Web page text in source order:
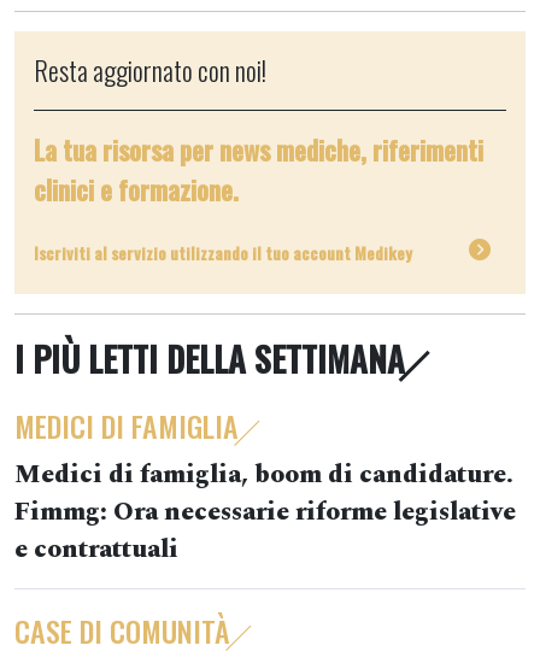
Resta aggiornato con noi!
La tua risorsa per news mediche, riferimenti
clinici e formazione.
Iscriviti al servizio utilizzando il tuo account Medikey
I PIÙ LETTI DELLA SETTIMANA
MEDICI DI FAMIGLIA
Medici di famiglia, boom di candidature.
Fimmg: Ora necessarie riforme legislative
e contrattuali
CASE DI COMUNITÀ